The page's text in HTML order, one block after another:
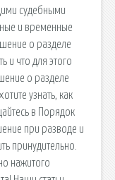
судебными
и временные
о разделе
и что для этого
о разделе
узнать, как
в Порядок
при разводе и
принудительно.
нажитого